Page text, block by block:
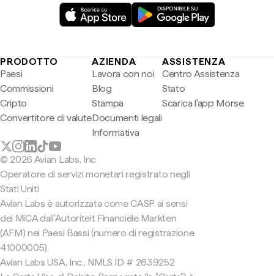
PRODOTTO
Paesi
Commissioni
Cripto
Convertitore di valute
AZIENDA
Lavora con noi
Blog
Stampa
Documenti legali
Informativa
ASSISTENZA
Centro Assistenza
Stato
Scarica l'app Morse
© 2026 Avian Labs, Inc
Operatore di servizi monetari registrato negli
Stati Uniti
Avian Labs è autorizzata come CASP ai sensi
del MiCA dall'Autoriteit Financiële Markten
(AFM) nei Paesi Bassi (numero di registrazione
41000005).
Avian Labs USA, Inc., NMLS ID # 2639252